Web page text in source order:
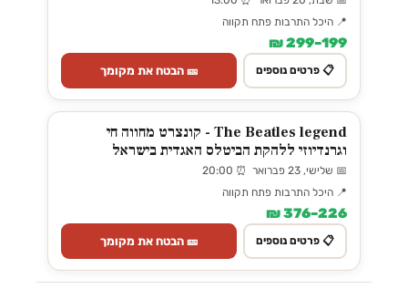
📍 היכל התרבות פתח תקווה
199–299 ₪
📋 פרטים נוספים 🎫 הבטח את מקומך
The Beatles legend - קונצרט מחווה חי
וגרנדיוזי ללהקת הביטלס האגדית בישראל
📅 שלישי, 23 פברואר ⏰ 20:00
📍 היכל התרבות פתח תקווה
226–376 ₪
📋 פרטים נוספים 🎫 הבטח את מקומך